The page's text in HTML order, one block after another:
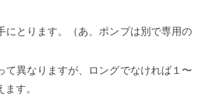
にとります。（あ、ポンプは別で専用の
て異なりますが、ロングでなければ１〜
す。